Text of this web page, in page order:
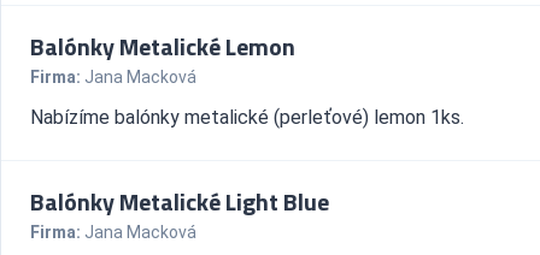
Balónky Metalické Lemon
Firma: Jana Macková
Nabízíme balónky metalické (perleťové) lemon 1ks.
Balónky Metalické Light Blue
Firma: Jana Macková